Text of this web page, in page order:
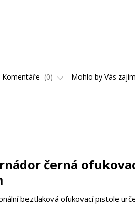
Komentáře 0 Mohlo by Vás
černá
beztlaková ofukovací pistole